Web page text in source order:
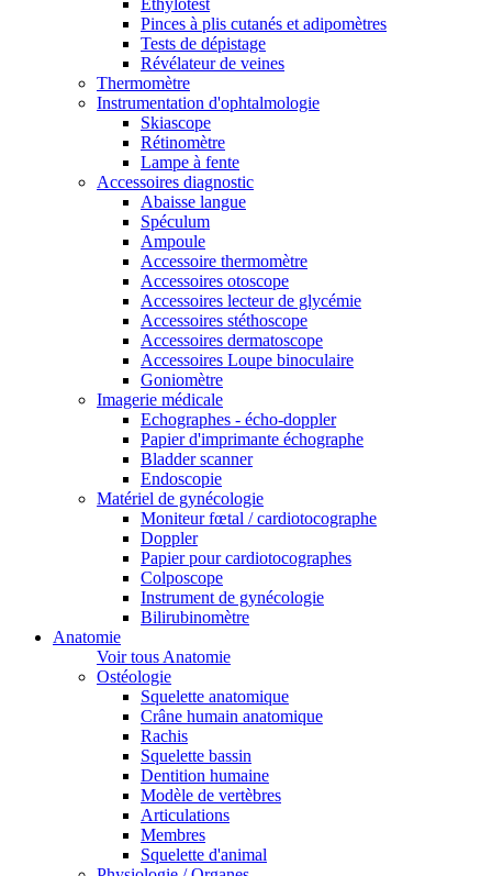
Ethylotest
Pinces à plis cutanés et adipomètres
Tests de dépistage
Révélateur de veines
Thermomètre
Instrumentation d'ophtalmologie
Skiascope
Rétinomètre
Lampe à fente
Accessoires diagnostic
Abaisse langue
Spéculum
Ampoule
Accessoire thermomètre
Accessoires otoscope
Accessoires lecteur de glycémie
Accessoires stéthoscope
Accessoires dermatoscope
Accessoires Loupe binoculaire
Goniomètre
Imagerie médicale
Echographes - écho-doppler
Papier d'imprimante échographe
Bladder scanner
Endoscopie
Matériel de gynécologie
Moniteur fœtal / cardiotocographe
Doppler
Papier pour cardiotocographes
Colposcope
Instrument de gynécologie
Bilirubinomètre
Anatomie
Voir tous Anatomie
Ostéologie
Squelette anatomique
Crâne humain anatomique
Rachis
Squelette bassin
Dentition humaine
Modèle de vertèbres
Articulations
Membres
Squelette d'animal